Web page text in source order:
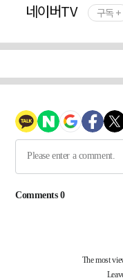
네이버TV 구독 +